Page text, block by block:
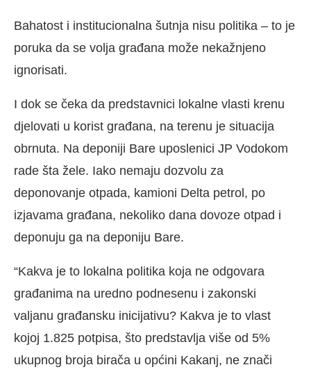
Bahatost i institucionalna šutnja nisu politika – to je
poruka da se volja građana može nekažnjeno
ignorisati.
I dok se čeka da predstavnici lokalne vlasti krenu
djelovati u korist građana, na terenu je situacija
obrnuta. Na deponiji Bare uposlenici JP Vodokom
rade šta žele. Iako nemaju dozvolu za
deponovanje otpada, kamioni Delta petrol, po
izjavama građana, nekoliko dana dovoze otpad i
deponuju ga na deponiju Bare.
“Kakva je to lokalna politika koja ne odgovara
građanima na uredno podnesenu i zakonski
valjanu građansku inicijativu? Kakva je to vlast
kojoj 1.825 potpisa, što predstavlja više od 5%
ukupnog broja birača u općini Kakanj, ne znači